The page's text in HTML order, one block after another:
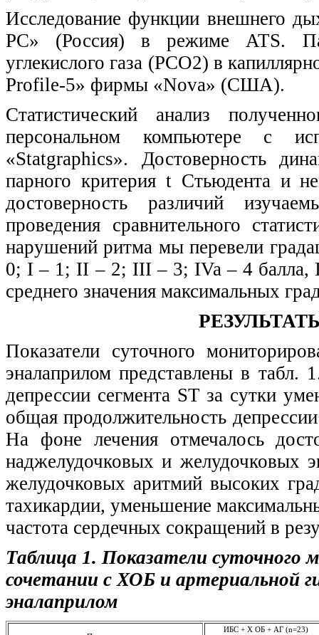
Исследование функции внешнего
РС» (Россия) в режиме ATS.
углекислого газа (РСО2) в
Profile-5» фирмы «Nova» (США).
Статистический анализ
персональном компьютере с
«Statgraphics». Достоверность
парного критерия t Стьюдента и
достоверность различий
проведения сравнительного
нарушений ритма мы перевели
0; I – 1; II – 2; III – 3; IVa – 4 балла,
среднего значения максимальных
Показатели суточного
эналаприлом представлены в табл.
депрессии сегмента ST за сутки
общая продолжительность
На фоне лечения отмечалось
наджелудочковых и желудочковых
желудочковых аритмий высоких
тахикардии, уменьшение
частота сердечных сокращений в
Таблица 1. Показатели
сочетании с ХОБ и артериальной
эналаприлом
ИБС + Х ОБ + АГ (n=23)